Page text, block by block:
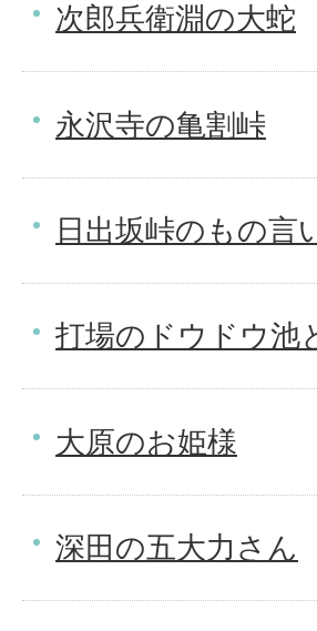
次郎兵衛淵の大蛇
永沢寺の亀割峠
日出坂峠のもの言
打場のドウドウ池
大原のお姫様
深田の五大力さん